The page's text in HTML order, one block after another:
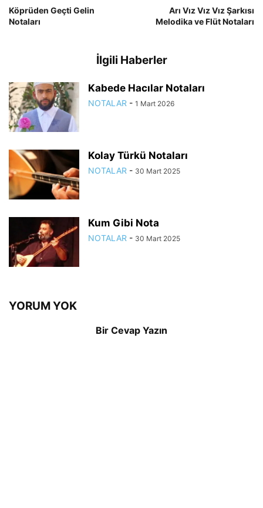
Köprüden Geçti Gelin
Notaları
Arı Vız Vız Vız Şarkısı
Melodika ve Flüt Notaları
İlgili Haberler
Kabede Hacılar Notaları
NOTALAR - 1 Mart 2026
Kolay Türkü Notaları
NOTALAR - 30 Mart 2025
Kum Gibi Nota
NOTALAR - 30 Mart 2025
YORUM YOK
Bir Cevap Yazın